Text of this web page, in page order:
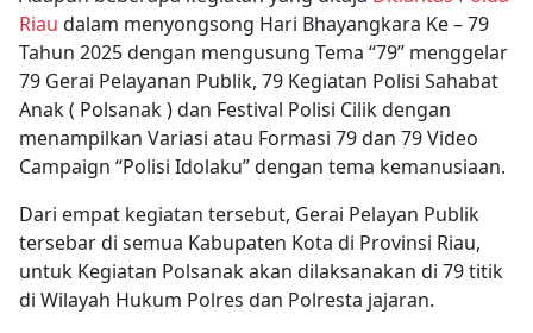
Riau dalam menyongsong Hari Bhayangkara Ke – 79
Tahun 2025 dengan mengusung Tema “79” menggelar
79 Gerai Pelayanan Publik, 79 Kegiatan Polisi Sahabat
Anak ( Polsanak ) dan Festival Polisi Cilik dengan
menampilkan Variasi atau Formasi 79 dan 79 Video
Campaign “Polisi Idolaku” dengan tema kemanusiaan.
Dari empat kegiatan tersebut, Gerai Pelayan Publik
tersebar di semua Kabupaten Kota di Provinsi Riau,
untuk Kegiatan Polsanak akan dilaksanakan di 79 titik
di Wilayah Hukum Polres dan Polresta jajaran.